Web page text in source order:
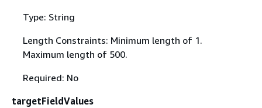
Type: String
Length Constraints: Minimum length of 1.
Maximum length of 500.
Required: No
targetFieldValues